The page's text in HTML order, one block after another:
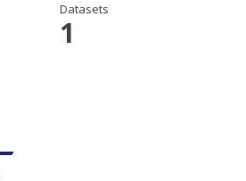
Datasets
1